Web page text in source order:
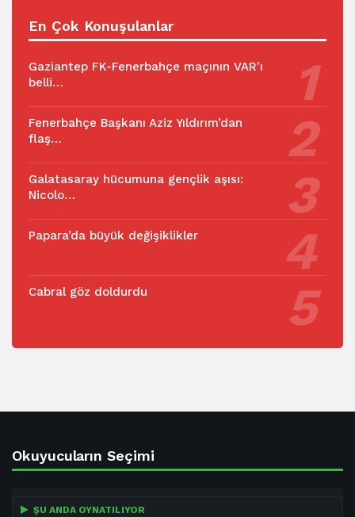
En Çok Konuşulanlar
Gaziantep FK-Fenerbahçe maçının VAR’ı
belli…
Fenerbahçe Başkanı Aziz Yıldırım’dan
flaş…
Galatasaray hücumuna gençlik aşısı:
Nicolo…
Papara’da büyük değişiklikler
Cabral göz doldurdu
Okuyucuların Seçimi
ŞU ANDA OYNATILIYOR